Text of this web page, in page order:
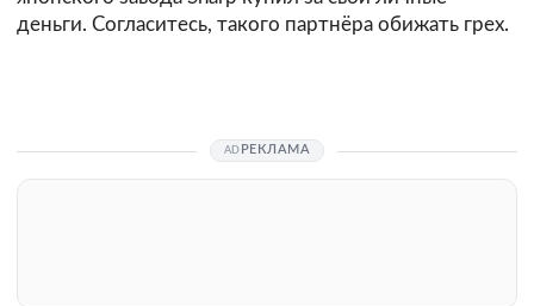
деньги. Согласитесь, такого партнёра обижать грех.
РЕКЛАМА